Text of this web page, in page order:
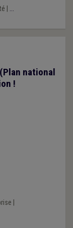
...
national
!